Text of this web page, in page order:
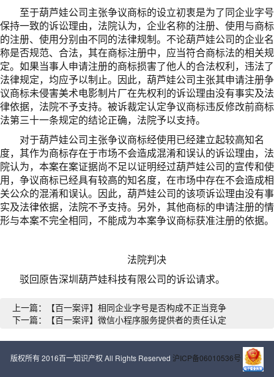
至于葫芦娃公司主张争议商标的设立初衷是为了同企业字号
保持一致的诉讼理由，法院认为，企业名称的注册、使用与商标
的注册、使用分别由不同的法律规制。不论葫芦娃公司的企业名
称是否规范、合法，其在商标注册中，应当符合商标法的相关规
定。如果当事人申请注册的商标损害了他人的合法权利，违法了
法律规定，均应予以制止。因此，葫芦娃公司主张其申请注册争
议商标未侵害美术电影制片厂在先权利的诉讼理由没有事实及法
律依据，法院不予支持。被诉裁定认定争议商标违反修改前商标
法第三十一条规定的结论正确，法院予以支持。
对于葫芦娃公司主张争议商标经使用已经建立起较高知名
度，其作为商标存在于市场不会造成混淆和误认的诉讼理由，法
院认为，本案在案证据尚不足以证明经过葫芦娃公司的宣传和使
用，争议商标已经具有较高的知名度，在市场中存在不会造成相
关公众的混淆和误认。因此，葫芦娃公司的该项诉讼理由没有事
实及法律依据，法院不予支持。另外，其他商标的申请注册的情
形与本案不完全相同，不能成为本案争议商标获准注册的依据。
法院判决
驳回原告深圳葫芦娃科技有限公司的诉讼请求。
上一篇：【百一案评】相同企业字号是否构成不正当竞争
下一篇：【百一案评】微信小程序服务提供者的责任认定
版权所有 2016百一知识产权 All Rights Reserved 沪ICP备06010536号